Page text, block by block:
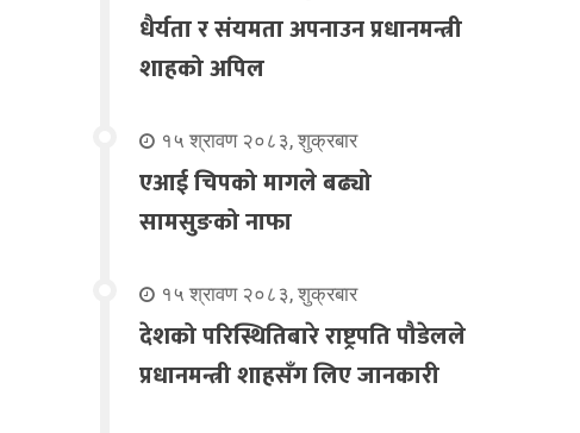
धैर्यता र संयमता अपनाउन प्रधानमन्त्री
शाहको अपिल
१५ श्रावण २०८३, शुक्रबार
एआई चिपको मागले बढ्यो
सामसुङको नाफा
१५ श्रावण २०८३, शुक्रबार
देशको परिस्थितिबारे राष्ट्रपति पौडेलले
प्रधानमन्त्री शाहसँग लिए जानकारी